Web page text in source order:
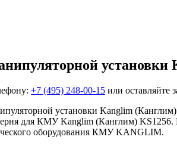
+7 (495) 248-00-15 или оставляйте
установки Kanglim
для КМУ Kanglim (Канглим)
оборудования КМУ KANGLIM.